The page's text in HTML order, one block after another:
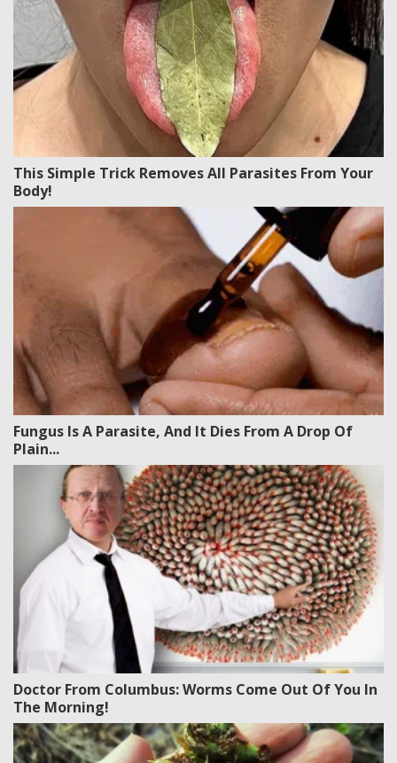
This Simple Trick Removes All Parasites From Your
Body!
Fungus Is A Parasite, And It Dies From A Drop Of
Plain...
Doctor From Columbus: Worms Come Out Of You In
The Morning!